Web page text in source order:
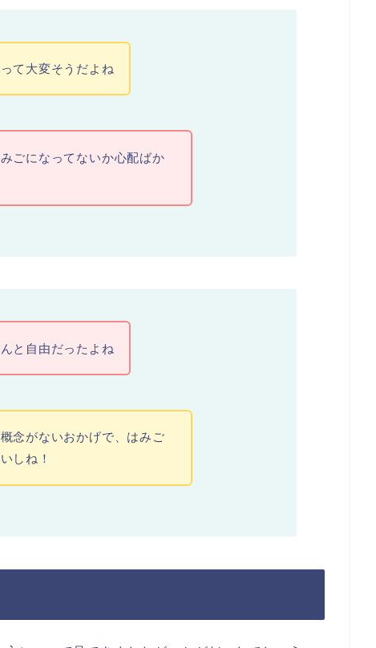
て大変そうだよね
ごになってないか心配ばか
と自由だったよね
念がないおかげで、はみご
しね！